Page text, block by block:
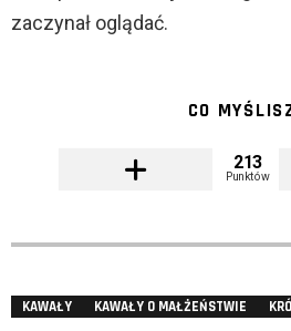
zaczynał oglądać.
CO
213
Punktów
KAWAŁY KAWAŁY O MAŁŻEŃSTWIE